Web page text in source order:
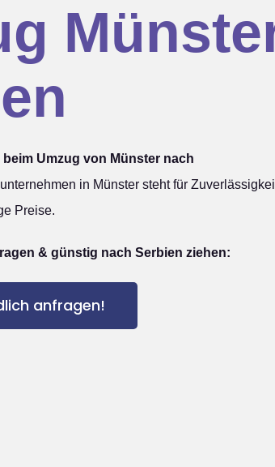
Umzug von Münster nach
in Münster steht für
Preise.
& günstig nach Serbien ziehen:
anfragen!